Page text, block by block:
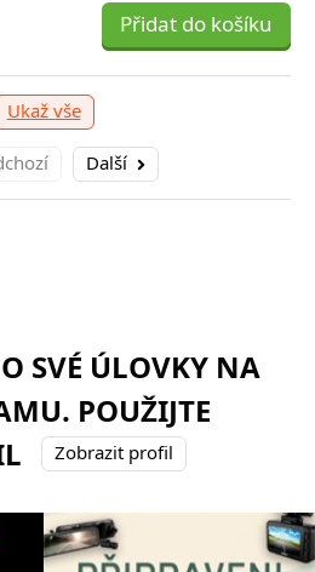
Přidat do košíku
Ukaž vše
Další
Přidat do košíku -
SVÉ ÚLOVKY NA
POUŽIJTE
Zobrazit profil